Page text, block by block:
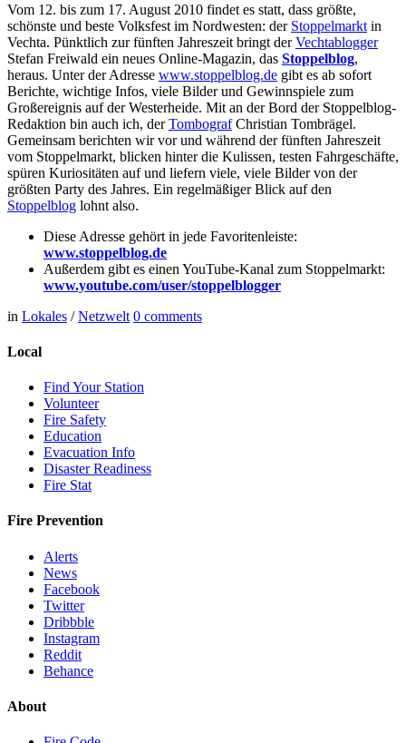
Vom 12. bis zum 17. August 2010 findet es statt, dass größte,
schönste und beste Volksfest im Nordwesten: der Stoppelmarkt in
Vechta. Pünktlich zur fünften Jahreszeit bringt derVechtablogger
Stefan Freiwald ein neues Online-Magazin, das Stoppelblog,
heraus. Unter der Adresse www.stoppelblog.de gibt es ab sofort
Berichte, wichtige Infos, viele Bilder und Gewinnspiele zum
Großereignis auf der Westerheide. Mit an der Bord der Stoppelblog-
Redaktion bin auch ich, derTombografChristian Tombrägel.
Gemeinsam berichten wir vor und während der fünften Jahreszeit
vom Stoppelmarkt, blicken hinter die Kulissen, testen Fahrgeschäfte,
spüren Kuriositäten auf und liefern viele, viele Bilder von der
größten Party des Jahres. Ein regelmäßiger Blick auf den
Stoppelblog lohnt also.
Diese Adresse gehört in jede Favoritenleiste:
www.stoppelblog.de
Außerdem gibt es einen YouTube-Kanal zum Stoppelmarkt:
www.youtube.com/user/stoppelblogger
in Lokales /Netzwelt 0 comments
Local
Find Your Station
Volunteer
Fire Safety
Education
Evacuation Info
Disaster Readiness
Fire Stat
Fire Prevention
Alerts
News
Facebook
Twitter
Dribbble
Instagram
Reddit
Behance
About